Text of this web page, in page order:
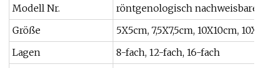
Modell Nr.
röntgenologisch
Größe
5X5cm, 7,5X7,5cm, 10X10cm,
Lagen
8-fach, 12-fach, 16-fach